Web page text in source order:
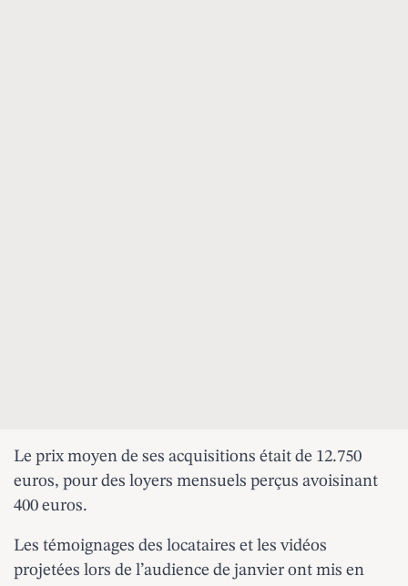
Le prix moyen de ses acquisitions était de 12.750
euros, pour des loyers mensuels perçus avoisinant
400 euros.
Les témoignages des locataires et les vidéos
projetées lors de l’audience de janvier ont mis en